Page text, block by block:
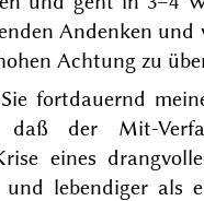
Andenken
Achtung zu
fortdauernd
der Mit-
eines
lebendiger als